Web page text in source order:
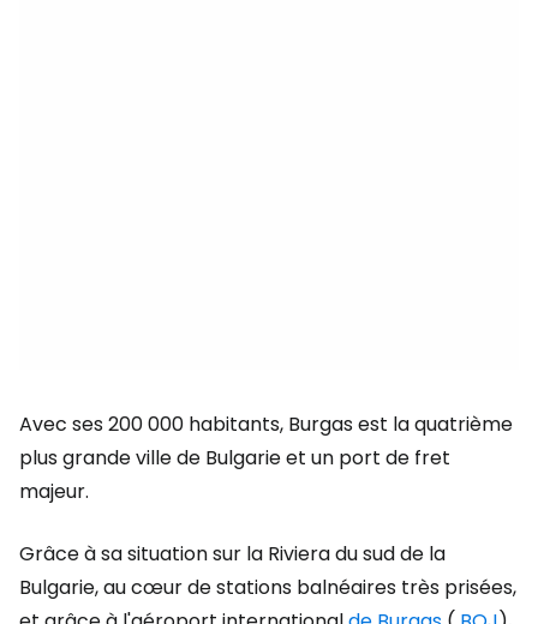
Avec ses 200 000 habitants, Burgas est la quatrième
plus grande ville de Bulgarie et un port de fret
majeur.
Grâce à sa situation sur la Riviera du sud de la
Bulgarie, au cœur de stations balnéaires très prisées,